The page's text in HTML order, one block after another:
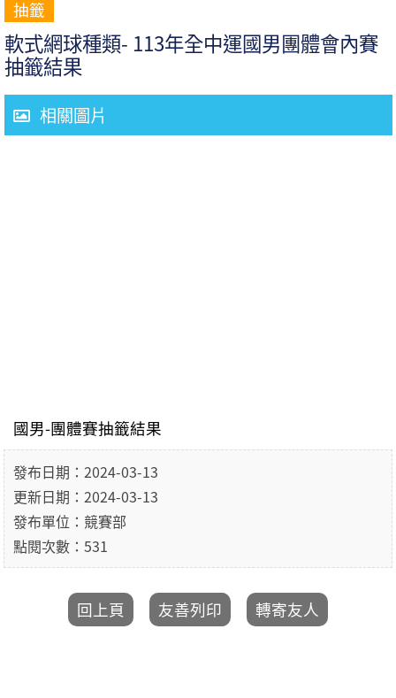
抽籤
軟式網球種類- 113年全中運國男團體會內賽
抽籤結果
相關圖片
國男-團體賽抽籤結果
發布日期：2024-03-13
更新日期：2024-03-13
發布單位：競賽部
點閱次數：531